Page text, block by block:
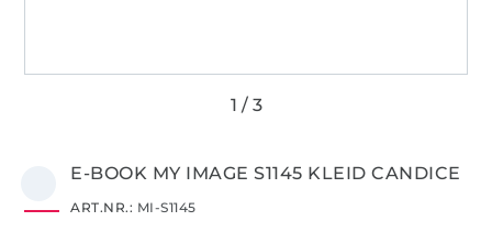
E-BOOK MY IMAGE S1145 KLEID CANDICE
ART.NR.: MI-S1145